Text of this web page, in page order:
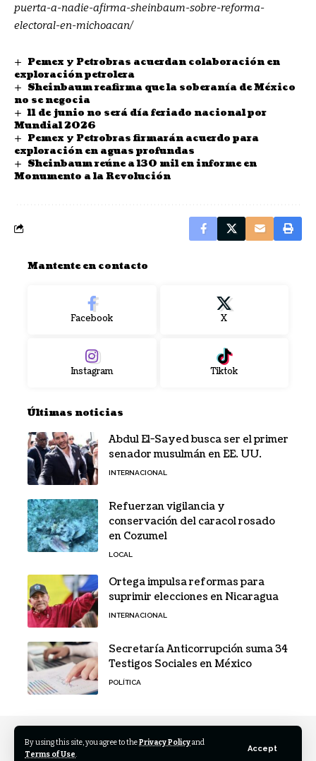
By using this site, you agree to thePrivacy Policyand
Terms of Use.
Accept
puerta-a-nadie-afirma-sheinbaum-sobre-reforma-
electoral-en-michoacan/
Pemex y Petrobras acuerdan colaboración en
exploración petrolera
Sheinbaum reafirma que la soberanía de México
no se negocia
11 de junio no será día feriado nacional por
Mundial 2026
Pemex y Petrobras firmarán acuerdo para
exploración en aguas profundas
Sheinbaum reúne a 130 mil en informe en
Monumento a la Revolución
Mantente en contacto
Facebook X
Instagram Tiktok
Últimas noticias
Abdul El-Sayed busca ser el primer
senador musulmán en EE. UU.
INTERNACIONAL
Refuerzan vigilancia y
conservación del caracol rosado
en Cozumel
LOCAL
Ortega impulsa reformas para
suprimir elecciones en Nicaragua
INTERNACIONAL
Secretaría Anticorrupción suma 34
Testigos Sociales en México
POLÍTICA